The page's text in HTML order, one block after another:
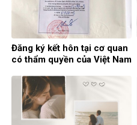
Đăng ký kết hôn tại cơ quan
có thẩm quyền của Việt Nam